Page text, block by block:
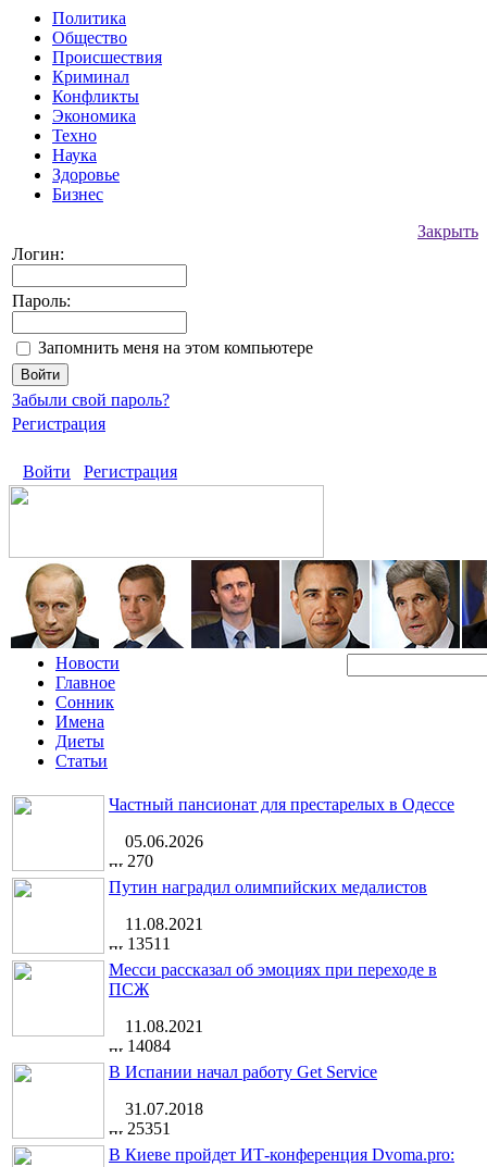
Политика
Общество
Происшествия
Криминал
Конфликты
Экономика
Техно
Наука
Здоровье
Бизнес
Закрыть
Логин:
Пароль:
Запомнить меня на этом компьютере
Забыли свой пароль?
Регистрация
Войти Регистрация
Новости
Главное
Сонник
Имена
Диеты
Статьи
Частный пансионат для престарелых в Одессе
05.06.2026
270
Путин наградил олимпийских медалистов
11.08.2021
13511
Месси рассказал об эмоциях при переходе в
ПСЖ
11.08.2021
14084
В Испании начал работу Get Service
31.07.2018
25351
В Киеве пройдет ИТ-конференция Dvoma.pro: